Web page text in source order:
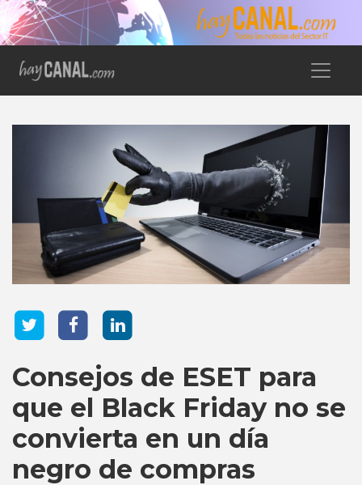
Consejos de ESET para
que el Black Friday no se
convierta en un día
negro de compras